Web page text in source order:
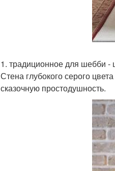
1. традиционное для шебби -
Стена глубокого серого
сказочную простодушность.